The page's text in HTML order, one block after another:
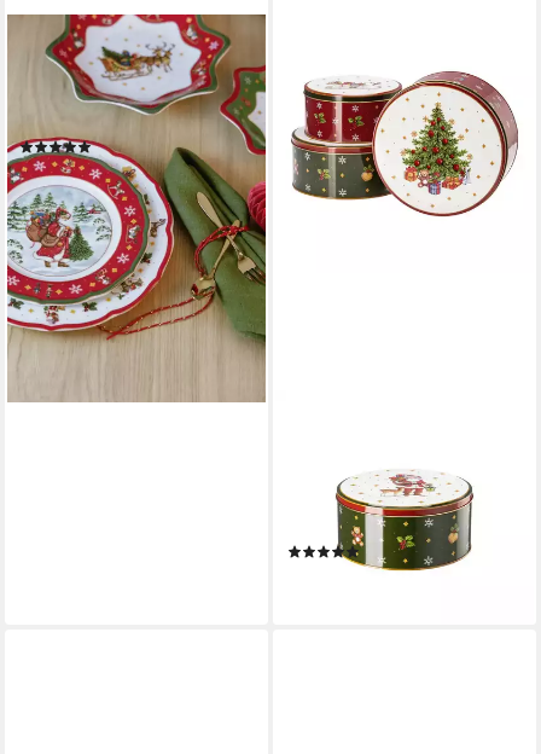
HUTSCHENREUTHER
Geschirr-Set Happy
Wintertime Red Set 4tlg,
Porzellan, Sets
(23)
ab 36,20 €
lieferbar - in 2-3 Werktagen bei dir
Plätzchendosen, Weißblech,
(Hersteller-Kombi-Set, 1-tlg),
Weißblech, mit winterlichem
Farbdekor